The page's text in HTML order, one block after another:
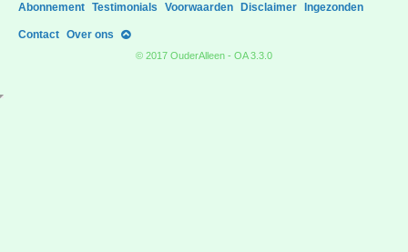
Abonnement Testimonials Voorwaarden Disclaimer Ingezonden
Contact Over ons
© 2017 OuderAlleen - OA 3.3.0